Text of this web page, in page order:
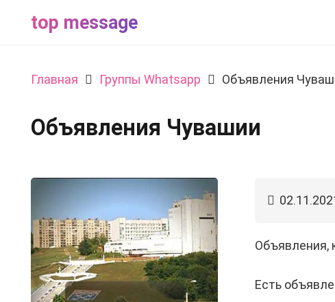
top message
Главная Группы Whatsapp Объявления
Объявления Чувашии
Объявления,
Есть